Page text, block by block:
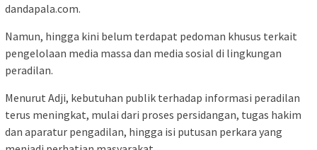
dandapala.com.
Namun, hingga kini belum terdapat pedoman khusus terkait
pengelolaan media massa dan media sosial di lingkungan
peradilan.
Menurut Adji, kebutuhan publik terhadap informasi peradilan
terus meningkat, mulai dari proses persidangan, tugas hakim
dan aparatur pengadilan, hingga isi putusan perkara yang